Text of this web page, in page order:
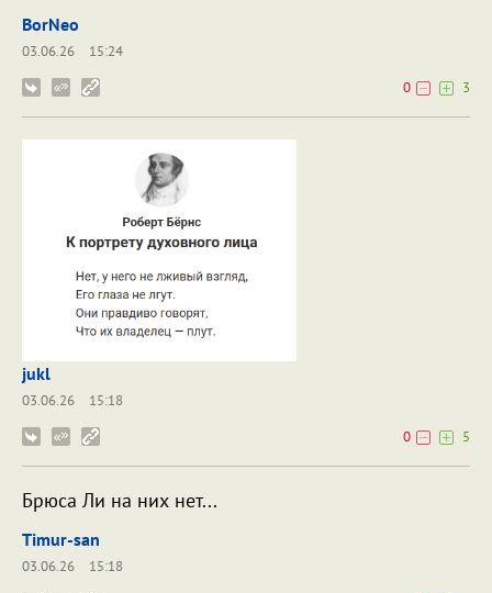
BorNeo
03.06.26
15:24
0
3
jukl
03.06.26
15:18
0
5
Брюса Ли на них нет...
Timur-san
03.06.26
15:18